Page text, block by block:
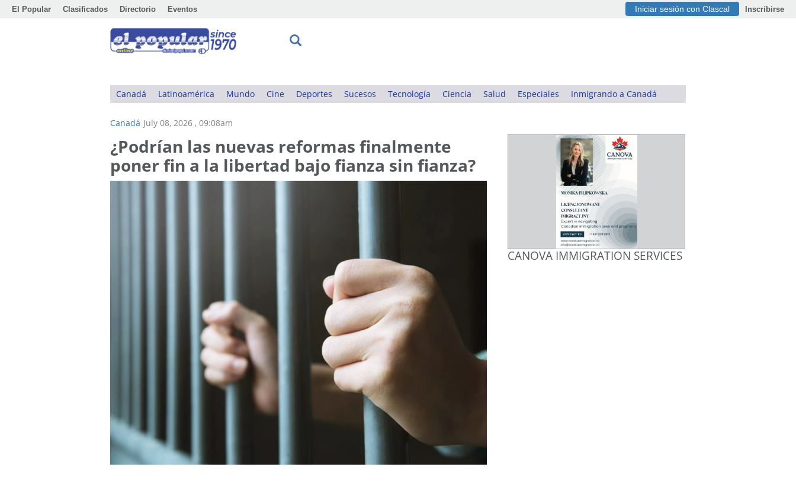
El Popular Clasificados Directorio Eventos Iniciar sesión con Clascal Inscribirse
Canadá Latinoamérica Mundo Cine Deportes Sucesos Tecnología Ciencia Salud Especiales Inmigrando a Canadá
Canadá July 08, 2026 , 09:08am
¿Podrían las nuevas reformas finalmente
poner fin a la libertad bajo fianza sin fianza?
CANOVA IMMIGRATION SERVICES